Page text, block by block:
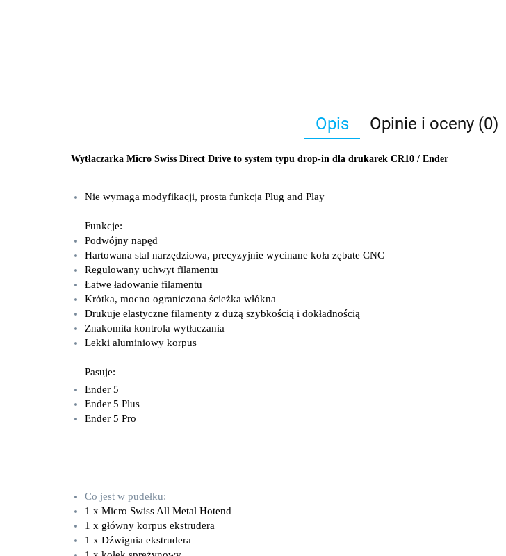
Opis Opinie i oceny (0)
Wytłaczarka Micro Swiss Direct Drive to system typu drop-in dla drukarek CR10 / Ender
Nie wymaga modyfikacji, prosta funkcja Plug and Play
Funkcje:
Podwójny napęd
Hartowana stal narzędziowa, precyzyjnie wycinane koła zębate CNC
Regulowany uchwyt filamentu
Łatwe ładowanie filamentu
Krótka, mocno ograniczona ścieżka włókna
Drukuje elastyczne filamenty z dużą szybkością i dokładnością
Znakomita kontrola wytłaczania
Lekki aluminiowy korpus
Pasuje:
Ender 5
Ender 5 Plus
Ender 5 Pro
Co jest w pudełku:
1 x Micro Swiss All Metal Hotend
1 x główny korpus ekstrudera
1 x Dźwignia ekstrudera